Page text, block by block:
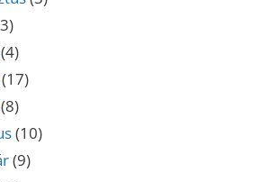
(4)
(17)
(8)
(10)
(9)